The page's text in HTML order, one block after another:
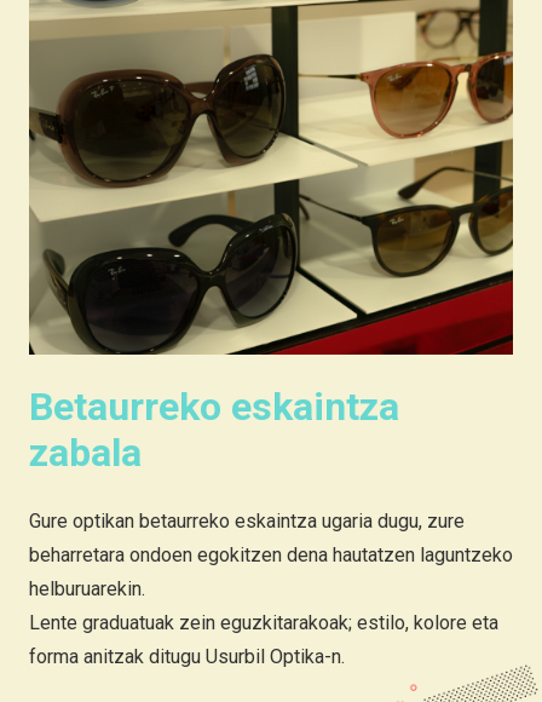
Betaurreko eskaintza
zabala
Gure optikan betaurreko eskaintza ugaria dugu, zure
beharretara ondoen egokitzen dena hautatzen laguntzeko
helburuarekin.
Lente graduatuak zein eguzkitarakoak; estilo, kolore eta
forma anitzak ditugu Usurbil Optika-n.